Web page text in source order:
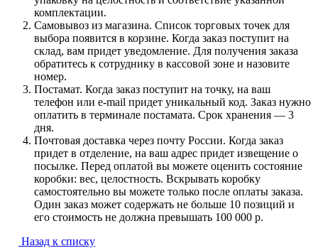
комплектации.
Самовывоз из магазина. Список торговых точек для
выбора появится в корзине. Когда заказ поступит на
склад, вам придет уведомление. Для получения заказа
обратитесь к сотруднику в кассовой зоне и назовите
номер.
Постамат. Когда заказ поступит на точку, на ваш
телефон или e-mail придет уникальный код. Заказ нужно
оплатить в терминале постамата. Срок хранения — 3
дня.
Почтовая доставка через почту России. Когда заказ
придет в отделение, на ваш адрес придет извещение о
посылке. Перед оплатой вы можете оценить состояние
коробки: вес, целостность. Вскрывать коробку
самостоятельно вы можете только после оплаты заказа.
Один заказ может содержать не больше 10 позиций и
его стоимость не должна превышать 100 000 р.
Назад к списку